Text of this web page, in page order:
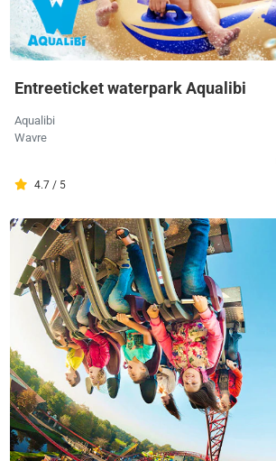
Entreeticket waterpark Aqualibi
Aqualibi
Wavre
4.7 / 5